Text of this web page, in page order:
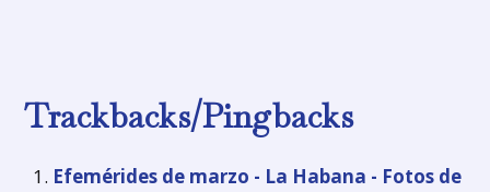
Trackbacks/Pingbacks
Efemérides de marzo - La Habana - Fotos de